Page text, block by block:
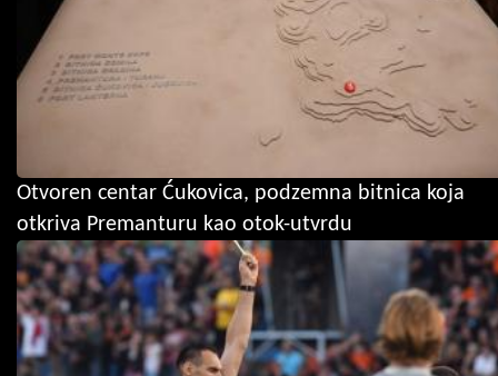
Otvoren centar Ćukovica, podzemna bitnica koja
otkriva Premanturu kao otok-utvrdu